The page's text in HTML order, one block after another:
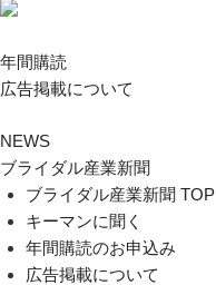
年間購読
広告掲載について
NEWS
ブライダル産業新聞
ブライダル産業新聞 TOP
キーマンに聞く
年間購読のお申込み
広告掲載について